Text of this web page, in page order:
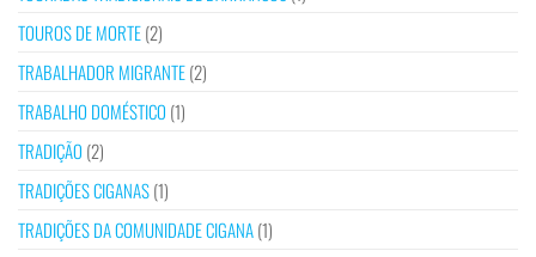
TOUROS DE MORTE(2)
TRABALHADOR MIGRANTE(2)
TRABALHO DOMÉSTICO (1)
TRADIÇÃO (2)
TRADIÇÕES CIGANAS(1)
TRADIÇÕES DA COMUNIDADE CIGANA(1)